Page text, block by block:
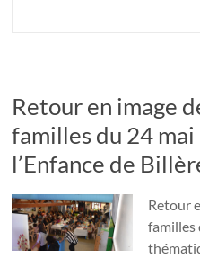
Retour en image
familles du 24 mai
l’Enfance de
Retour
familles